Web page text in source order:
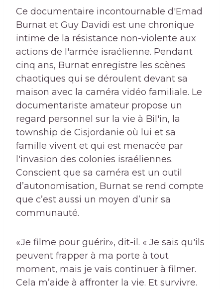
Ce documentaire incontournable d'Emad
Burnat et Guy Davidi est une chronique
intime de la résistance non-violente aux
actions de l'armée israélienne. Pendant
cinq ans, Burnat enregistre les scènes
chaotiques qui se déroulent devant sa
maison avec la caméra vidéo familiale. Le
documentariste amateur propose un
regard personnel sur la vie à Bil'in, la
township de Cisjordanie où lui et sa
famille vivent et qui est menacée par
l'invasion des colonies israéliennes.
Conscient que sa caméra est un outil
d’autonomisation, Burnat se rend compte
que c’est aussi un moyen d’unir sa
communauté.
«Je filme pour guérir», dit-il. « Je sais qu'ils
peuvent frapper à ma porte à tout
moment, mais je vais continuer à filmer.
Cela m’aide à affronter la vie. Et survivre.